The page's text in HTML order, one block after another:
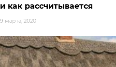
и как рассчитывается
9 марта, 2020